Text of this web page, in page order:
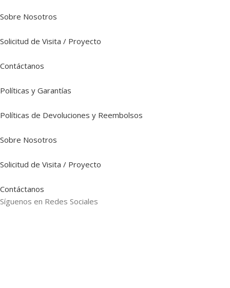
Sobre Nosotros
Solicitud de Visita / Proyecto
Contáctanos
Políticas y Garantías
Políticas de Devoluciones y Reembolsos
Sobre Nosotros
Solicitud de Visita / Proyecto
Contáctanos
Síguenos en Redes Sociales